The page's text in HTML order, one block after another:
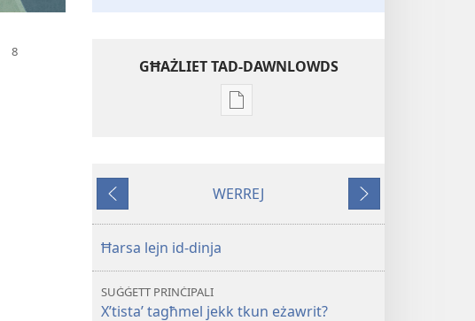
GĦAŻLIET TAD-DAWNLOWDS
Għażliet
pubblikazzjonijiet
jekk
Ta'
qabel
WERREJ
Li
jmiss
Ħarsa lejn id-dinja
SUĠĠETT PRINĊIPALI
X’tista’ tagħmel jekk tkun eżawrit?